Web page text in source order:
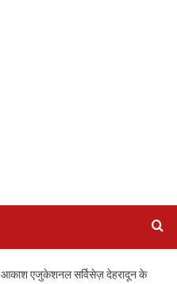
आकाश एजुकेशनल सर्विसेज़ देहरादून के